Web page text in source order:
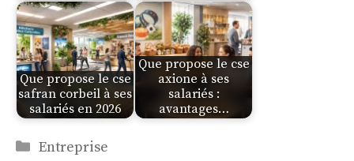
Que propose le cse
safran corbeil à ses
salariés en 2026
Que propose le cse
axione à ses
salariés :
avantages…
Catégories
Entreprise